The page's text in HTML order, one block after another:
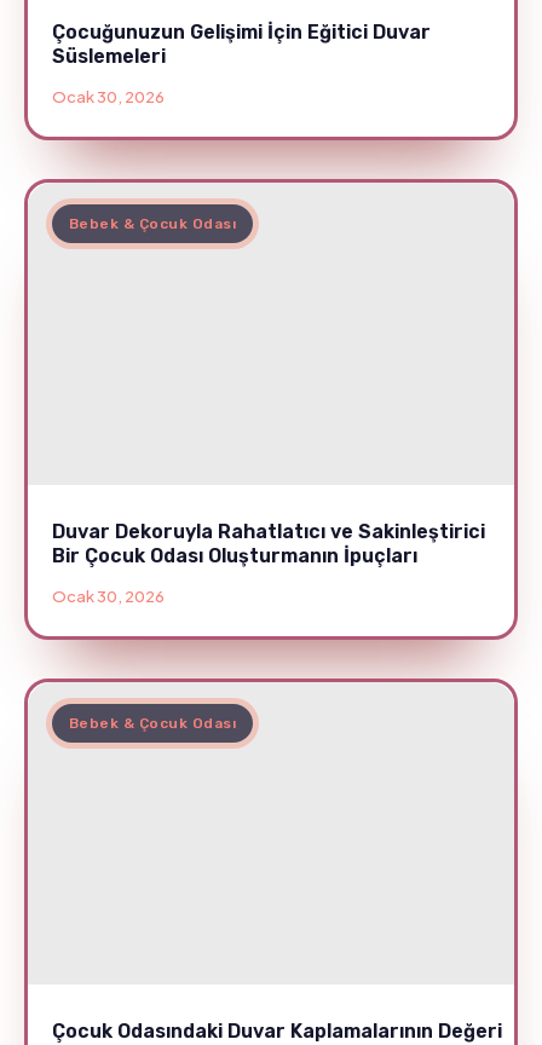
Çocuğunuzun Gelişimi İçin Eğitici Duvar
Süslemeleri
Ocak 30, 2026
Bebek & Çocuk Odası
Duvar Dekoruyla Rahatlatıcı ve Sakinleştirici
Bir Çocuk Odası Oluşturmanın İpuçları
Ocak 30, 2026
Bebek & Çocuk Odası
Çocuk Odasındaki Duvar Kaplamalarının Değeri